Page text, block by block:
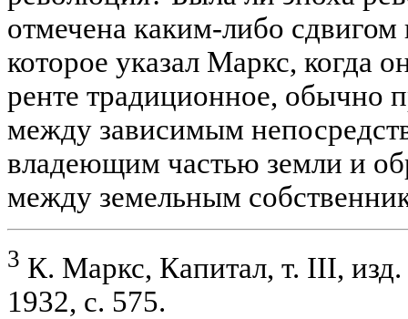
отмечена каким-либо
которое указал Маркс, когда
ренте традиционное, обычно
между зависимым
владеющим частью земли и
между земельным
3 К. Маркс, Капитал, т. III,
1932, с. 575.